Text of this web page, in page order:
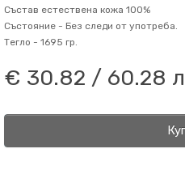
Състав естествена кожа 100%
Състояние - Без следи от употреба.
Тегло - 1695 гр.
€ 30.82 / 60.28